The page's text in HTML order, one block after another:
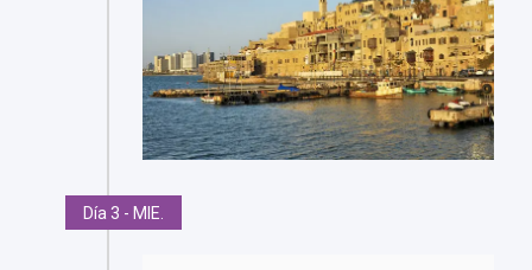
Día 3 - MIE.